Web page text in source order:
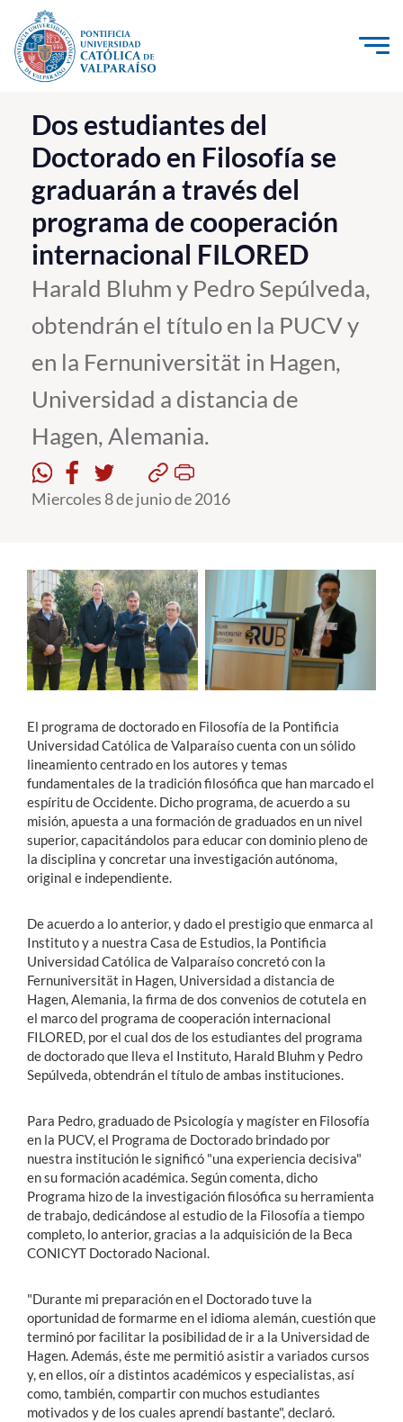
Click acá para ir directamente al contenido
La Universidad
Investigación, Creación e Innovación
PUCV Internacional
Vinculación con el Medio
Admisión
Pregrado
Postgrado
Formación Continua
Estudiantes
Académicos
English
Dos estudiantes del
Doctorado en Filosofía se
graduarán a través del
programa de cooperación
internacional FILORED
Harald Bluhm y Pedro Sepúlveda,
obtendrán el título en la PUCV y
en la Fernuniversität in Hagen,
Universidad a distancia de
Hagen, Alemania.
Miercoles 8 de junio de 2016
El programa de doctorado en Filosofía de la Pontificia
Universidad Católica de Valparaíso cuenta con un sólido
lineamiento centrado en los autores y temas
fundamentales de la tradición filosófica que han marcado el
espíritu de Occidente. Dicho programa, de acuerdo a su
misión, apuesta a una formación de graduados en un nivel
superior, capacitándolos para educar con dominio pleno de
la disciplina y concretar una investigación autónoma,
original e independiente.
De acuerdo a lo anterior, y dado el prestigio que enmarca al
Instituto y a nuestra Casa de Estudios, la Pontificia
Universidad Católica de Valparaíso concretó con la
Fernuniversität in Hagen, Universidad a distancia de
Hagen, Alemania, la firma de dos convenios de cotutela en
el marco del programa de cooperación internacional
FILORED, por el cual dos de los estudiantes del programa
de doctorado que lleva el Instituto, Harald Bluhm y Pedro
Sepúlveda, obtendrán el título de ambas instituciones.
Para Pedro, graduado de Psicología y magíster en Filosofía
en la PUCV, el Programa de Doctorado brindado por
nuestra institución le significó "una experiencia decisiva"
en su formación académica. Según comenta, dicho
Programa hizo de la investigación filosófica su herramienta
de trabajo, dedicándose al estudio de la Filosofía a tiempo
completo, lo anterior, gracias a la adquisición de la Beca
CONICYT Doctorado Nacional.
"Durante mi preparación en el Doctorado tuve la
oportunidad de formarme en el idioma alemán, cuestión que
terminó por facilitar la posibilidad de ir a la Universidad de
Hagen. Además, éste me permitió asistir a variados cursos
y, en ellos, oír a distintos académicos y especialistas, así
como, también, compartir con muchos estudiantes
motivados y de los cuales aprendí bastante", declaró.